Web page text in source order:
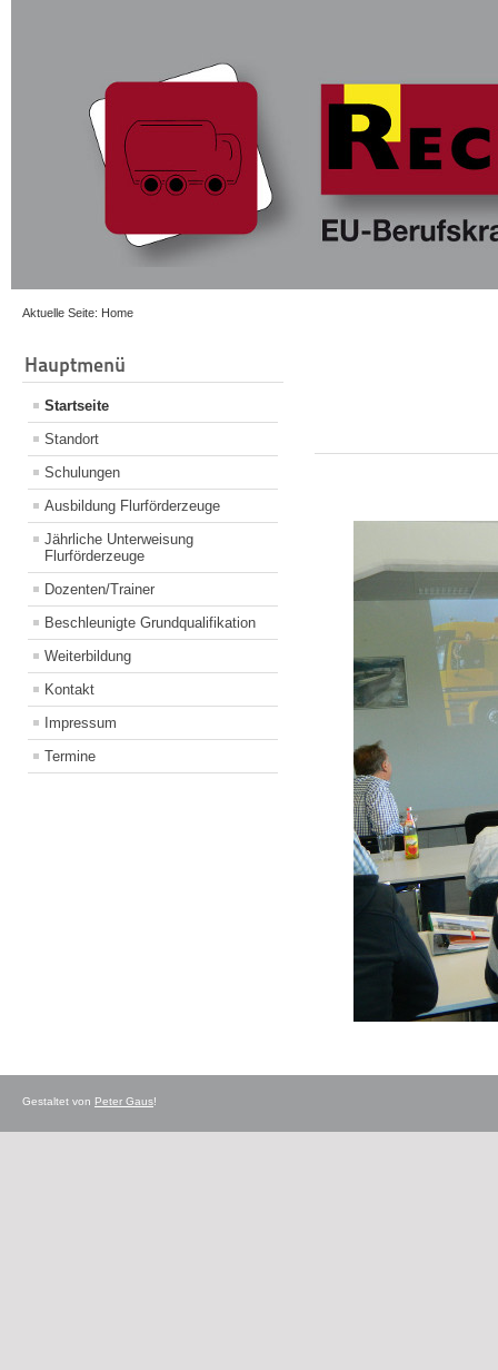
Aktuelle Seite: Home
Hauptmenü
Startseite
Standort
Schulungen
Ausbildung Flurförderzeuge
Jährliche Unterweisung
Flurförderzeuge
Dozenten/Trainer
Beschleunigte Grundqualifikation
Weiterbildung
Kontakt
Impressum
Termine
Gestaltet von Peter Gaus!